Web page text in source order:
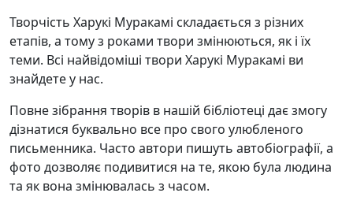
Творчість Харукі Муракамі складається з різних
етапів, а тому з роками твори змінюються, як і їх
теми. Всі найвідоміші твори Харукі Муракамі ви
знайдете у нас.
Повне зібрання творів в нашій бібліотеці дає змогу
дізнатися буквально все про свого улюбленого
письменника. Часто автори пишуть автобіографії, а
фото дозволяє подивитися на те, якою була людина
та як вона змінювалась з часом.